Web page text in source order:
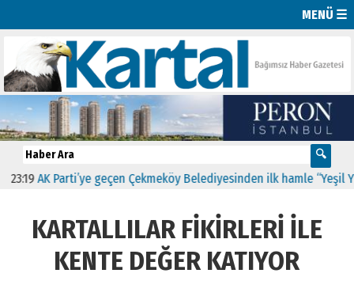
MENÜ ☰
AK Parti’ye geçen Çekmeköy Belediyesinden ilk hamle “Yeşil Yol
KARTALLILAR FİKİRLERİ İLE
KENTE DEĞER KATIYOR